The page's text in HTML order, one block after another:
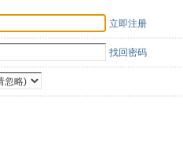
立即注册
找回密码